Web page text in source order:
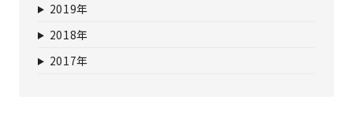
2019年
2018年
2017年